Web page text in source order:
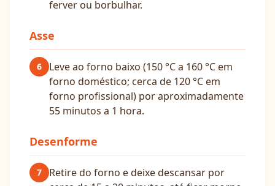
ferver ou borbulhar.
Asse
6
Leve ao forno baixo (150 °C a 160 °C em
forno doméstico; cerca de 120 °C em
forno profissional) por aproximadamente
55 minutos a 1 hora.
Desenforme
7
Retire do forno e deixe descansar por